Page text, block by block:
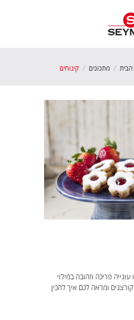
מתכונים קינוחים
פריכה וזהובה במילוי
ומראה לכם איך להכין